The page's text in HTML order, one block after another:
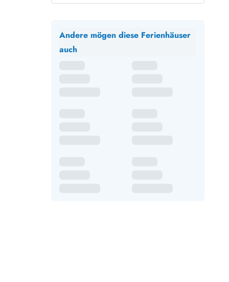
Andere mögen diese Ferienhäuser
auch